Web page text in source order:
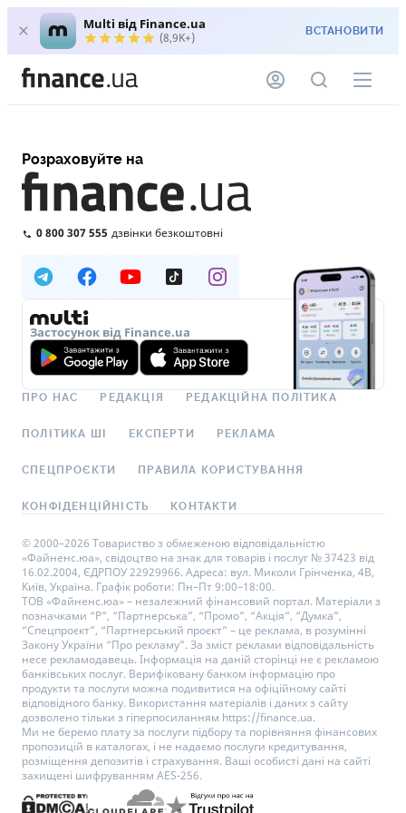
Multi від Finance.ua
(8,9K+) ВСТАНОВИТИ
Розраховуйте на
0 800 307 555 дзвінки безкоштовні
Застосунок від Finance.ua
ПРО НАС РЕДАКЦІЯ РЕДАКЦІЙНА ПОЛІТИКА
ПОЛІТИКА ШІ ЕКСПЕРТИ РЕКЛАМА
СПЕЦПРОЄКТИ ПРАВИЛА КОРИСТУВАННЯ
КОНФІДЕНЦІЙНІСТЬ КОНТАКТИ
© 2000–2026 Товариство з обмеженою відповідальністю
«Файненс.юа», свідоцтво на знак для товарів і послуг № 37423 від
16.02.2004, ЄДРПОУ 22929966. Адреса: вул. Миколи Грінченка, 4В,
Київ, Україна. Графік роботи: Пн–Пт 9:00–18:00.
ТОВ «Файненс.юа» – незалежний фінансовий портал. Матеріали з
позначками “Р”, “Партнерська”, “Промо”, “Акція”, “Думка”,
“Спецпроєкт”, “Партнерський проєкт” – це реклама, в розумінні
Закону України “Про рекламу”. За зміст реклами відповідальність
несе рекламодавець. Інформація на даній сторінці не є рекламою
банківських послуг. Верифіковану банком інформацію про
продукти та послуги можна подивитися на офіційному сайті
відповідного банку. Використання матеріалів і даних з сайту
дозволено тільки з гіперпосиланням https://finance.ua.
Ми не беремо плату за послуги підбору та порівняння фінансових
пропозицій в каталогах, і не надаємо послуги кредитування,
розміщення депозитів і страхування. Ваші особисті дані на сайті
захищені шифруванням AES-256.